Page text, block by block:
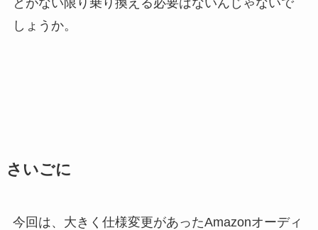
しょうか。
さいごに
今回は、大きく仕様変更があったAmazonオーディ